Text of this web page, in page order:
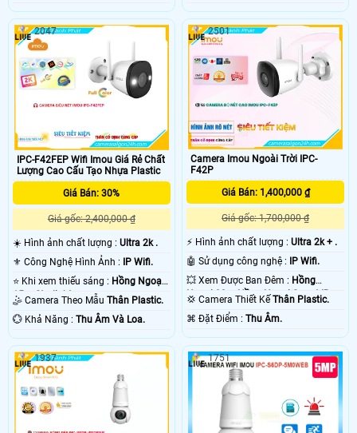
IPC-F42FEP Wifi Imou Giá Rẻ Chất
Lượng Cao Cấu Tạo Nhựa Plastic
Giá Bán: 30%
Giá gốc: 2,400,000 ₫
☀️ Hình ảnh chất lượng : Ultra 2k .
⚜️ Công Nghệ Hình Ảnh :
IP Wifi.
⭐ Khi xem thiếu sáng : Hồng Ngoại
15m Starlight.
🤹 Camera Theo Mẫu Thân Plastic.
️💮 Khả Năng : Thu Âm Và Loa.
2047
Camera Imou Ngoài Trời IPC-
F42P
Giá Bán: 1,400,000 ₫
Giá gốc: 1,700,000 ₫
️⚡ Hình ảnh chất lượng :Ultra 2k + .
🤖️ Sử dụng công nghệ :
IP Wifi.
💥 Xem Được Ban Đêm : Hồng
Ngoại 30m Hồng Ngoại Smart IR.
💢 Camera Thiết KếThân Plastic.
️⌘ Đặt Điểm :Thu Âm.
2501
1937 1751